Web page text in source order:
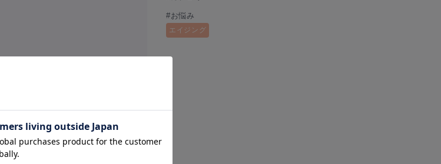
#お悩み
エイジング